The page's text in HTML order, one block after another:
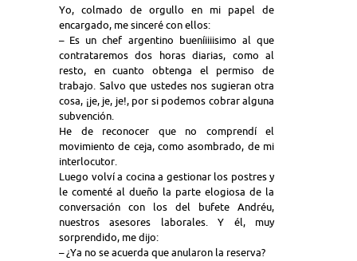
Yo, colmado de orgullo en mi papel de
encargado, me sinceré con ellos:
– Es un chef argentino bueníiiiisimo al que
contrataremos dos horas diarias, como al
resto, en cuanto obtenga el permiso de
trabajo. Salvo que ustedes nos sugieran otra
cosa, ¡je, je, je!, por si podemos cobrar alguna
subvención.
He de reconocer que no comprendí el
movimiento de ceja, como asombrado, de mi
interlocutor.
Luego volví a cocina a gestionar los postres y
le comenté al dueño la parte elogiosa de la
conversación con los del bufete Andréu,
nuestros asesores laborales. Y él, muy
sorprendido, me dijo:
– ¿Ya no se acuerda que anularon la reserva?